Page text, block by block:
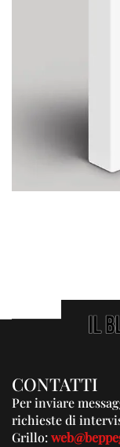
CONTATTI
Per inviare
richieste di
Grillo: